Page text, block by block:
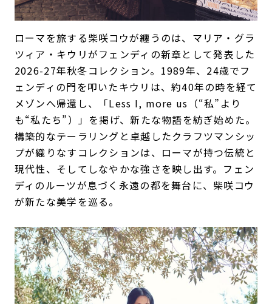
ローマを旅する柴咲コウが纏うのは、マリア・グラ
ツィア・キウリがフェンディの新章として発表した
2026-27年秋冬コレクション。1989年、24歳でフ
ェンディの門を叩いたキウリは、約40年の時を経て
メゾンへ帰還し、「Less I, more us（“私”より
も“私たち”）」を掲げ、新たな物語を紡ぎ始めた。
構築的なテーラリングと卓越したクラフツマンシッ
プが織りなすコレクションは、ローマが持つ伝統と
現代性、そしてしなやかな強さを映し出す。フェン
ディのルーツが息づく永遠の都を舞台に、柴咲コウ
が新たな美学を巡る。